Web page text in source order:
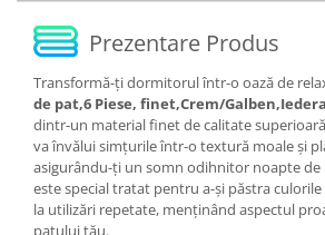
Prezentare Produs
Transformă-ți dormitorul într-o oază de
de pat,6 Piese, finet,Crem/
dintr-un material finet de calitate
va învălui simțurile într-o textură moale și
asigurându-ți un somn odihnitor noapte
este special tratat pentru a-și păstra
la utilizări repetate, menținând aspectul
patului tău.